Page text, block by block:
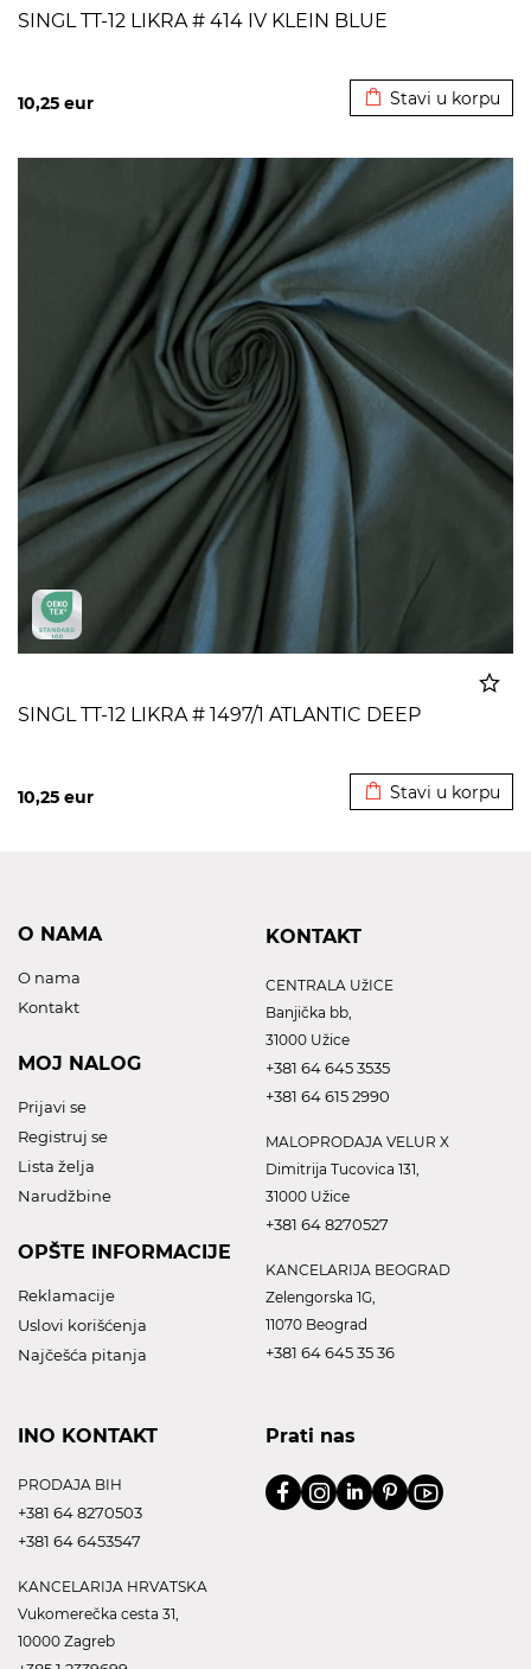
SINGL TT-12 LIKRA # 414 IV KLEIN BLUE
10,25 eur Stavi u korpu
SINGL TT-12 LIKRA # 1497/1 ATLANTIC DEEP
10,25 eur Stavi u korpu
O NAMA
O nama
Kontakt
MOJ NALOG
Prijavi se
Registruj se
Lista želja
Narudžbine
OPŠTE INFORMACIJE
Reklamacije
Uslovi korišćenja
Najčešća pitanja
KONTAKT
CENTRALA UžICE
Banjička bb,
31000 Užice
+381 64 645 3535
+381 64 615 2990
MALOPRODAJA VELUR X
Dimitrija Tucovica 131,
31000 Užice
+381 64 8270527
KANCELARIJA BEOGRAD
Zelengorska 1G,
11070 Beograd
+381 64 645 35 36
INO KONTAKT
PRODAJA BIH
+381 64 8270503
+381 64 6453547
KANCELARIJA HRVATSKA
Vukomerečka cesta 31,
10000 Zagreb
Prati nas